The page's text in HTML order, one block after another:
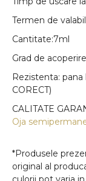
Termen de
Cantitate:7ml
Grad de
Rezistenta:
CORECT)
CALITATE
Oja
*Produsele
original al